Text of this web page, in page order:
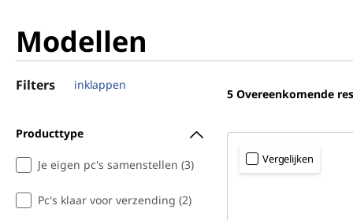
Modellen
Filters inklappen
Producttype
Je eigen pc's samenstellen (3)
Pc's klaar voor verzending (2)
5 Overeenkomende
Vergelijken